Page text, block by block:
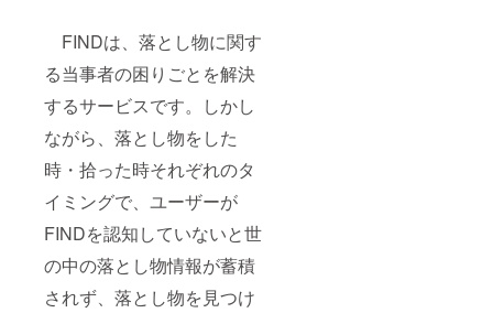
FINDは、落とし物に関す
る当事者の困りごとを解決
するサービスです。しかし
ながら、落とし物をした
時・拾った時それぞれのタ
イミングで、ユーザーが
FINDを認知していないと世
の中の落とし物情報が蓄積
されず、落とし物を見つけ